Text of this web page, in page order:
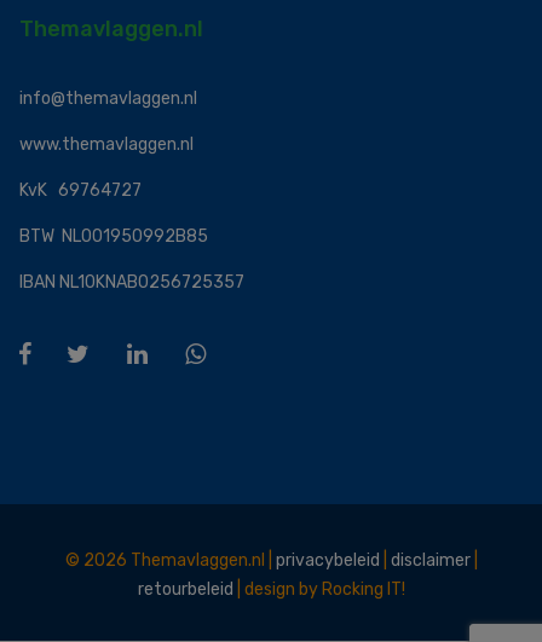
Themavlaggen.nl
info@themavlaggen.nl
www.themavlaggen.nl
KvK 69764727
BTW NL001950992B85
IBAN NL10KNAB0256725357
© 2026 Themavlaggen.nl | privacybeleid disclaimer
retourbeleid
design by Rocking IT!